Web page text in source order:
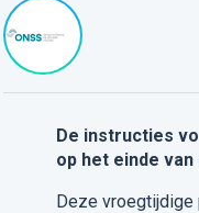
De instructies
op het einde
Deze vroegtijdige